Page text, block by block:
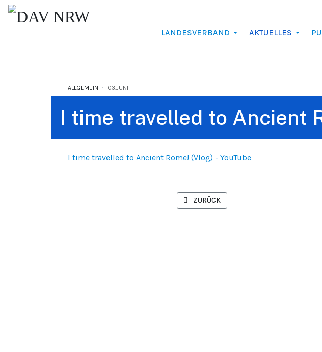
LANDESVERBAND AKTUELLES
ALLGEMEIN 03.JUNI
I time travelled to Ancient
I time travelled to Ancient Rome! (Vlog) - YouTube
VORHERIGER BEITRAG: TRAUER UM DR.
ZURÜCK